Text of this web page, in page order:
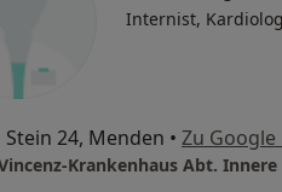
Internist,
Stein 24, Menden • Zu Google